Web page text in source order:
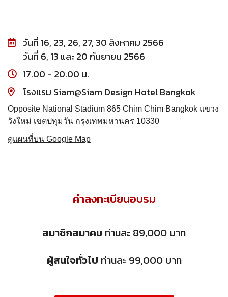
วันที่ 16, 23, 26, 27, 30 สิงหาคม 2566
วันที่ 6, 13 และ 20 กันยายน 2566
17.00 - 20.00 น.
โรงแรม Siam@Siam Design Hotel Bangkok
Opposite National Stadium 865 Chim Chim Bangkok แขวง
วังใหม่ เขตปทุมวัน กรุงเทพมหานคร 10330
ดูแผนที่บน Google Map
ค่าลงทะเบียนอบรม
สมาชิกสมาคม ท่านละ 89,000 บาท
ผู้สนใจทั่วไป ท่านละ 99,000 บาท